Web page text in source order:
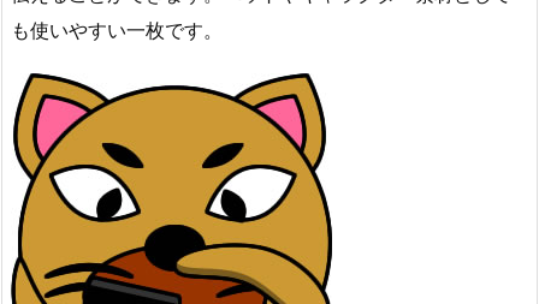
も使いやすい一枚です。